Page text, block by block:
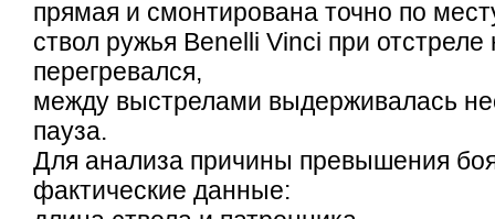
прямая и смонтирована точно по
ствол ружья Benelli Vinci при отстреле
перегревался,
между выстрелами выдерживалась
пауза.
Для анализа причины превышения
фактические данные: